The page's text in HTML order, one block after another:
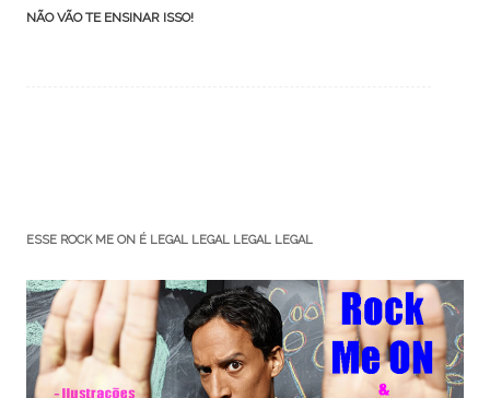
navigation
NÃO VÃO TE ENSINAR ISSO!
ESSE ROCK ME ON É LEGAL LEGAL LEGAL LEGAL